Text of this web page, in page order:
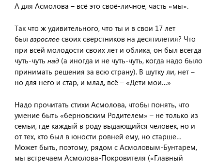
А для Асмолова – всё это своё-личное, часть «мы».
Так что ж удивительного, что ты и в свои 17 лет
был взрослее своих сверстников на десятилетия? Что
при всей молодости своих лет и облика, он был всегда
чуть-чуть над (а иногда и не чуть-чуть, когда надо было
принимать решения за всю страну). В шутку ли, нет –
но для него и стар, и млад, всё – «Дети мои…»
Надо прочитать стихи Асмолова, чтобы понять, что
умение быть «берновским Родителем» – не только из
семьи, где каждый в роду выдающийся человек, но и
от тех, кто был в юности ровней ему, но старше…
Может быть, поэтому, рядом с Асмоловым-Бунтарем,
мы встречаем Асмолова-Покровителя («Главный